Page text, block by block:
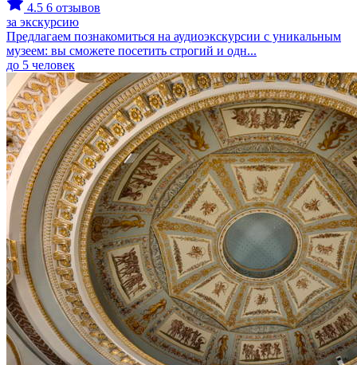
4.5 6 отзывов
за экскурсию
Предлагаем познакомиться на аудиоэкскурсии с уникальным
музеем: вы сможете посетить строгий и одн...
до 5 человек